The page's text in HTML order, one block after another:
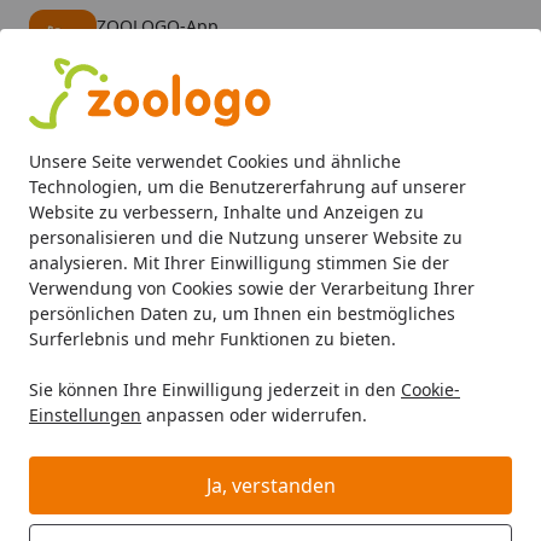
Unsere Seite verwendet Cookies und ähnliche
Technologien, um die Benutzererfahrung auf unserer
Website zu verbessern, Inhalte und Anzeigen zu
personalisieren und die Nutzung unserer Website zu
analysieren. Mit Ihrer Einwilligung stimmen Sie der
Verwendung von Cookies sowie der Verarbeitung Ihrer
persönlichen Daten zu, um Ihnen ein bestmögliches
Surferlebnis und mehr Funktionen zu bieten.
Sie können Ihre Einwilligung jederzeit in den Cookie-
Einstellungen anpassen oder widerrufen.
Ja, verstanden
ZOOLOGO-App
Alle Produkte
Mein Konto
Suchen
Startseite
Hund Hundefutter Trockenfutter bosch Bio Adult
bosch Bio Adult Hühnchen & Apfel
Hundetrockenfutter
BALD VERGRIFFEN